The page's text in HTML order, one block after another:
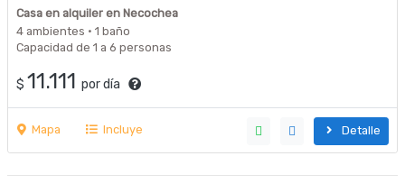
Casa en alquiler en Necochea
4 ambientes · 1 baño
Capacidad de 1 a 6 personas
$ 11.111 por día
Mapa Incluye Detalle